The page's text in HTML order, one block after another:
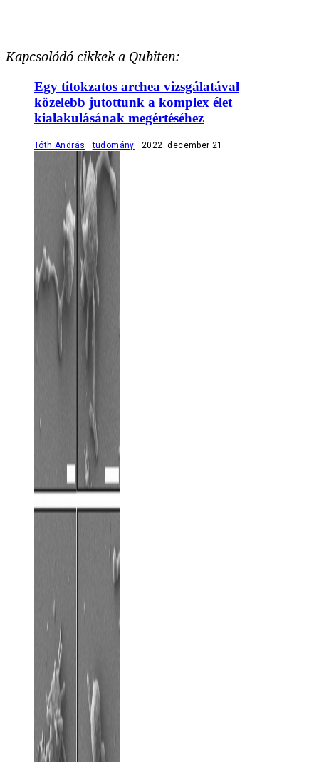
Kapcsolódó cikkek a Qubiten:
Egy titokzatos archea vizsgálatával
közelebb jutottunk a komplex élet
kialakulásának megértéséhez
Tóth András tudomány 2022. december 21.